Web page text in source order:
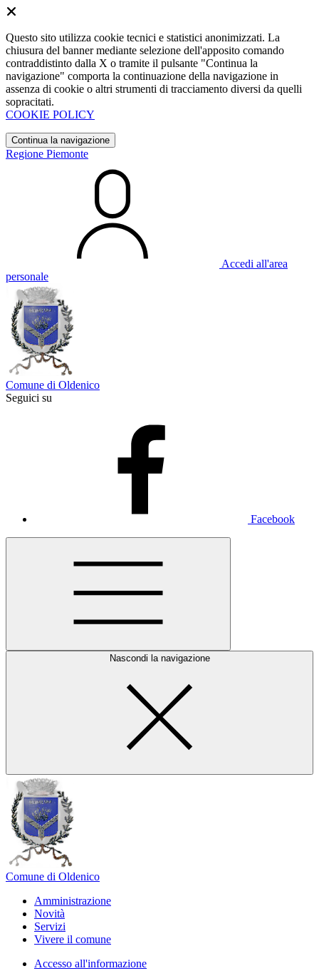
Questo sito utilizza cookie tecnici e statistici anonimizzati. La
chiusura del banner mediante selezione dell'apposito comando
contraddistinto dalla X o tramite il pulsante "Continua la
navigazione" comporta la continuazione della navigazione in
assenza di cookie o altri strumenti di tracciamento diversi da quelli
sopracitati.
COOKIE POLICY
Continua la navigazione
Regione Piemonte
Accedi all'area
personale
Comune di Oldenico
Seguici su
Facebook
Nascondi la navigazione
Comune di Oldenico
Amministrazione
Novità
Servizi
Vivere il comune
Accesso all'informazione